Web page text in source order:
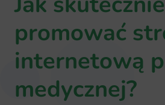
promować
internetową
medycznej?